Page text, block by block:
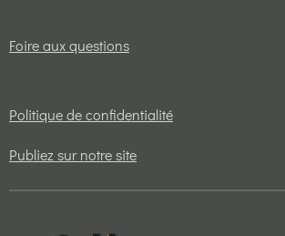
Foire aux questions
Politique de confidentialité
Publiez sur notre site